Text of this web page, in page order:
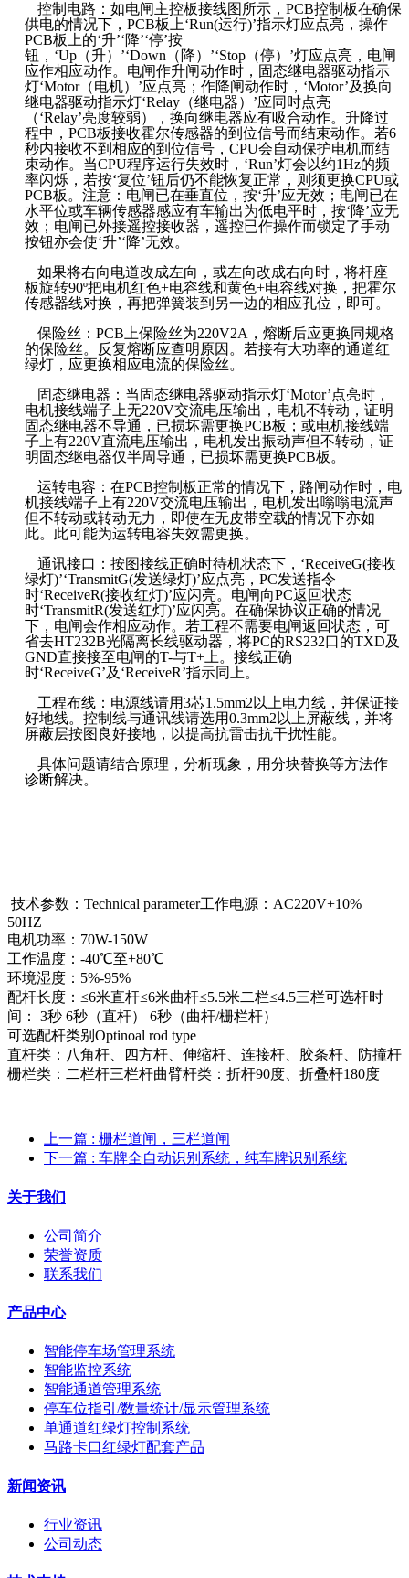
控制电路：如电闸主控板接线图所示，PCB控制板在确保
供电的情况下，PCB板上‘Run(运行)’指示灯应点亮，操作
PCB板上的‘升’‘降’‘停’按
钮，‘Up（升）’‘Down（降）’‘Stop（停）’灯应点亮，电闸
应作相应动作。电闸作升闸动作时，固态继电器驱动指示
灯‘Motor（电机）’应点亮；作降闸动作时，‘Motor’及换向
继电器驱动指示灯‘Relay（继电器）’应同时点亮
（‘Relay’亮度较弱），换向继电器应有吸合动作。升降过
程中，PCB板接收霍尔传感器的到位信号而结束动作。若6
秒内接收不到相应的到位信号，CPU会自动保护电机而结
束动作。当CPU程序运行失效时，‘Run’灯会以约1Hz的频
率闪烁，若按‘复位’钮后仍不能恢复正常，则须更换CPU或
PCB板。注意：电闸已在垂直位，按‘升’应无效；电闸已在
水平位或车辆传感器感应有车输出为低电平时，按‘降’应无
效；电闸已外接遥控接收器，遥控已作操作而锁定了手动
按钮亦会使‘升’‘降’无效。
如果将右向电道改成左向，或左向改成右向时，将杆座
板旋转90º把电机红色+电容线和黄色+电容线对换，把霍尔
传感器线对换，再把弹簧装到另一边的相应孔位，即可。
保险丝：PCB上保险丝为220V2A，熔断后应更换同规格
的保险丝。反复熔断应查明原因。若接有大功率的通道红
绿灯，应更换相应电流的保险丝。
固态继电器：当固态继电器驱动指示灯‘Motor’点亮时，
电机接线端子上无220V交流电压输出，电机不转动，证明
固态继电器不导通，已损坏需更换PCB板；或电机接线端
子上有220V直流电压输出，电机发出振动声但不转动，证
明固态继电器仅半周导通，已损坏需更换PCB板。
运转电容：在PCB控制板正常的情况下，路闸动作时，电
机接线端子上有220V交流电压输出，电机发出嗡嗡电流声
但不转动或转动无力，即使在无皮带空载的情况下亦如
此。此可能为运转电容失效需更换。
通讯接口：按图接线正确时待机状态下，‘ReceiveG(接收
绿灯)’‘TransmitG(发送绿灯)’应点亮，PC发送指令
时‘ReceiveR(接收红灯)’应闪亮。电闸向PC返回状态
时‘TransmitR(发送红灯)’应闪亮。在确保协议正确的情况
下，电闸会作相应动作。若工程不需要电闸返回状态，可
省去HT232B光隔离长线驱动器，将PC的RS232口的TXD及
GND直接接至电闸的T-与T+上。接线正确
时‘ReceiveG’及‘ReceiveR’指示同上。
工程布线：电源线请用3芯1.5mm2以上电力线，并保证接
好地线。控制线与通讯线请选用0.3mm2以上屏蔽线，并将
屏蔽层按图良好接地，以提高抗雷击抗干扰性能。
具体问题请结合原理，分析现象，用分块替换等方法作
诊断解决。
技术参数：Technical parameter工作电源：AC220V+10%
50HZ
电机功率：70W-150W
工作温度：-40℃至+80℃
环境湿度：5%-95%
配杆长度：≤6米直杆≤6米曲杆≤5.5米二栏≤4.5三栏可选杆时
间： 3秒 6秒（直杆） 6秒（曲杆/栅栏杆）
可选配杆类别Optinoal rod type
直杆类：八角杆、四方杆、伸缩杆、连接杆、胶条杆、防撞杆
栅栏类：二栏杆三栏杆曲臂杆类：折杆90度、折叠杆180度
上一篇 : 栅栏道闸，三栏道闸
下一篇 : 车牌全自动识别系统，纯车牌识别系统
关于我们
公司简介
荣誉资质
联系我们
产品中心
智能停车场管理系统
智能监控系统
智能通道管理系统
停车位指引/数量统计/显示管理系统
单通道红绿灯控制系统
马路卡口红绿灯配套产品
新闻资讯
行业资讯
公司动态